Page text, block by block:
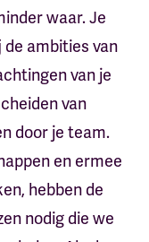
waar. Je
ambities van
van je
van
door je team.
en ermee
hebben de
nodig die we